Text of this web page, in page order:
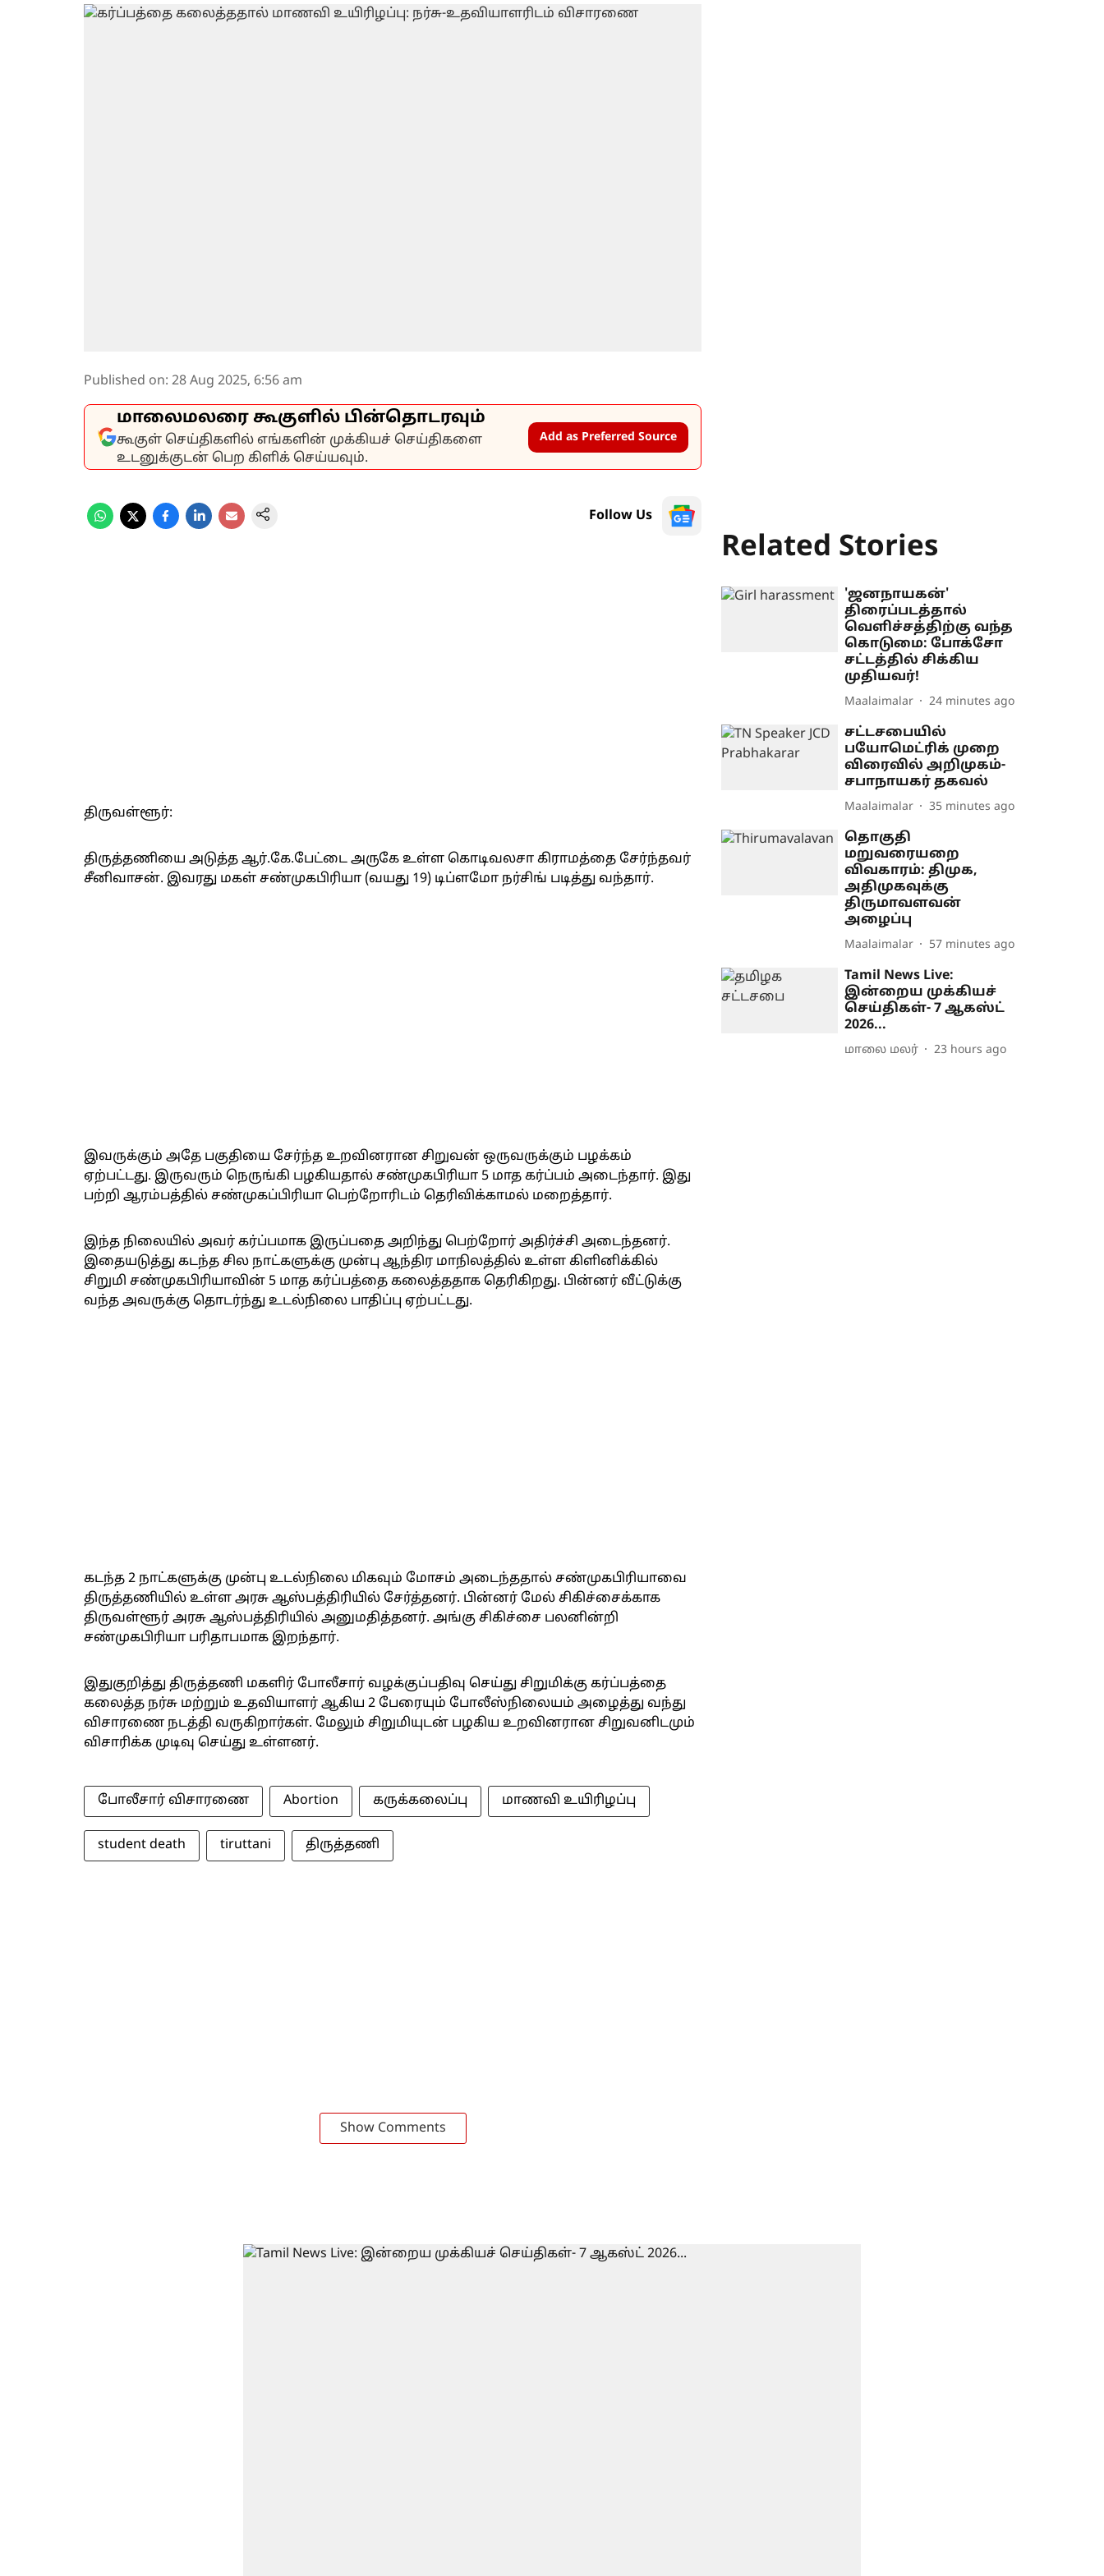
Published on: 28 Aug 2025, 6:56 am
மாலைமலரை கூகுளில் பின்தொடரவும்
கூகுள் செய்திகளில் எங்களின் முக்கியச் செய்திகளை
உடனுக்குடன் பெற கிளிக் செய்யவும்.
Add as Preferred Source
Follow Us
திருவள்ளூர்:
திருத்தணியை அடுத்த ஆர்.கே.பேட்டை அருகே உள்ள கொடிவலசா கிராமத்தை சேர்ந்தவர்
சீனிவாசன். இவரது மகள் சண்முகபிரியா (வயது 19) டிப்ளமோ நர்சிங் படித்து வந்தார்.
இவருக்கும் அதே பகுதியை சேர்ந்த உறவினரான சிறுவன் ஒருவருக்கும் பழக்கம்
ஏற்பட்டது. இருவரும் நெருங்கி பழகியதால் சண்முகபிரியா 5 மாத கர்ப்பம் அடைந்தார். இது
பற்றி ஆரம்பத்தில் சண்முகப்பிரியா பெற்றோரிடம் தெரிவிக்காமல் மறைத்தார்.
இந்த நிலையில் அவர் கர்ப்பமாக இருப்பதை அறிந்து பெற்றோர் அதிர்ச்சி அடைந்தனர்.
இதையடுத்து கடந்த சில நாட்களுக்கு முன்பு ஆந்திர மாநிலத்தில் உள்ள கிளினிக்கில்
சிறுமி சண்முகபிரியாவின் 5 மாத கர்ப்பத்தை கலைத்ததாக தெரிகிறது. பின்னர் வீட்டுக்கு
வந்த அவருக்கு தொடர்ந்து உடல்நிலை பாதிப்பு ஏற்பட்டது.
கடந்த 2 நாட்களுக்கு முன்பு உடல்நிலை மிகவும் மோசம் அடைந்ததால் சண்முகபிரியாவை
திருத்தணியில் உள்ள அரசு ஆஸ்பத்திரியில் சேர்த்தனர். பின்னர் மேல் சிகிச்சைக்காக
திருவள்ளூர் அரசு ஆஸ்பத்திரியில் அனுமதித்தனர். அங்கு சிகிச்சை பலனின்றி
சண்முகபிரியா பரிதாபமாக இறந்தார்.
இதுகுறித்து திருத்தணி மகளிர் போலீசார் வழக்குப்பதிவு செய்து சிறுமிக்கு கர்ப்பத்தை
கலைத்த நர்சு மற்றும் உதவியாளர் ஆகிய 2 பேரையும் போலீஸ்நிலையம் அழைத்து வந்து
விசாரணை நடத்தி வருகிறார்கள். மேலும் சிறுமியுடன் பழகிய உறவினரான சிறுவனிடமும்
விசாரிக்க முடிவு செய்து உள்ளனர்.
போலீசார் விசாரணை Abortion கருக்கலைப்பு மாணவி உயிரிழப்பு
student death tiruttani திருத்தணி
Show Comments
Related Stories
'ஜனநாயகன்'
திரைப்படத்தால்
வெளிச்சத்திற்கு வந்த
கொடுமை: போக்சோ
சட்டத்தில் சிக்கிய
முதியவர்!
Maalaimalar 24 minutes ago
சட்டசபையில்
பயோமெட்ரிக் முறை
விரைவில் அறிமுகம்-
சபாநாயகர் தகவல்
Maalaimalar 35 minutes ago
தொகுதி
மறுவரையறை
விவகாரம்: திமுக,
அதிமுகவுக்கு
திருமாவளவன்
அழைப்பு
Maalaimalar 57 minutes ago
Tamil News Live:
இன்றைய முக்கியச்
செய்திகள்- 7 ஆகஸ்ட்
2026...
மாலை மலர் 23 hours ago